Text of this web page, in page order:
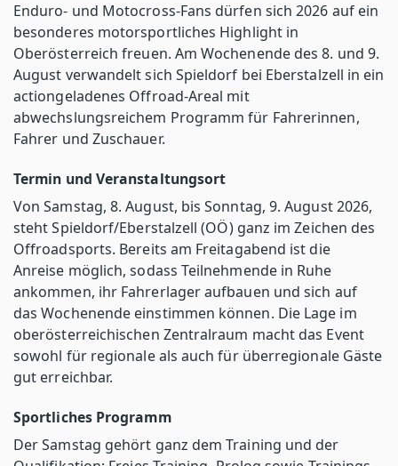
Enduro- und Motocross-Fans dürfen sich 2026 auf ein
besonderes motorsportliches Highlight in
Oberösterreich freuen. Am Wochenende des 8. und 9.
August verwandelt sich Spieldorf bei Eberstalzell in ein
actiongeladenes Offroad-Areal mit
abwechslungsreichem Programm für Fahrerinnen,
Fahrer und Zuschauer.
Termin und Veranstaltungsort
Von Samstag, 8. August, bis Sonntag, 9. August 2026,
steht Spieldorf/Eberstalzell (OÖ) ganz im Zeichen des
Offroadsports. Bereits am Freitagabend ist die
Anreise möglich, sodass Teilnehmende in Ruhe
ankommen, ihr Fahrerlager aufbauen und sich auf
das Wochenende einstimmen können. Die Lage im
oberösterreichischen Zentralraum macht das Event
sowohl für regionale als auch für überregionale Gäste
gut erreichbar.
Sportliches Programm
Der Samstag gehört ganz dem Training und der